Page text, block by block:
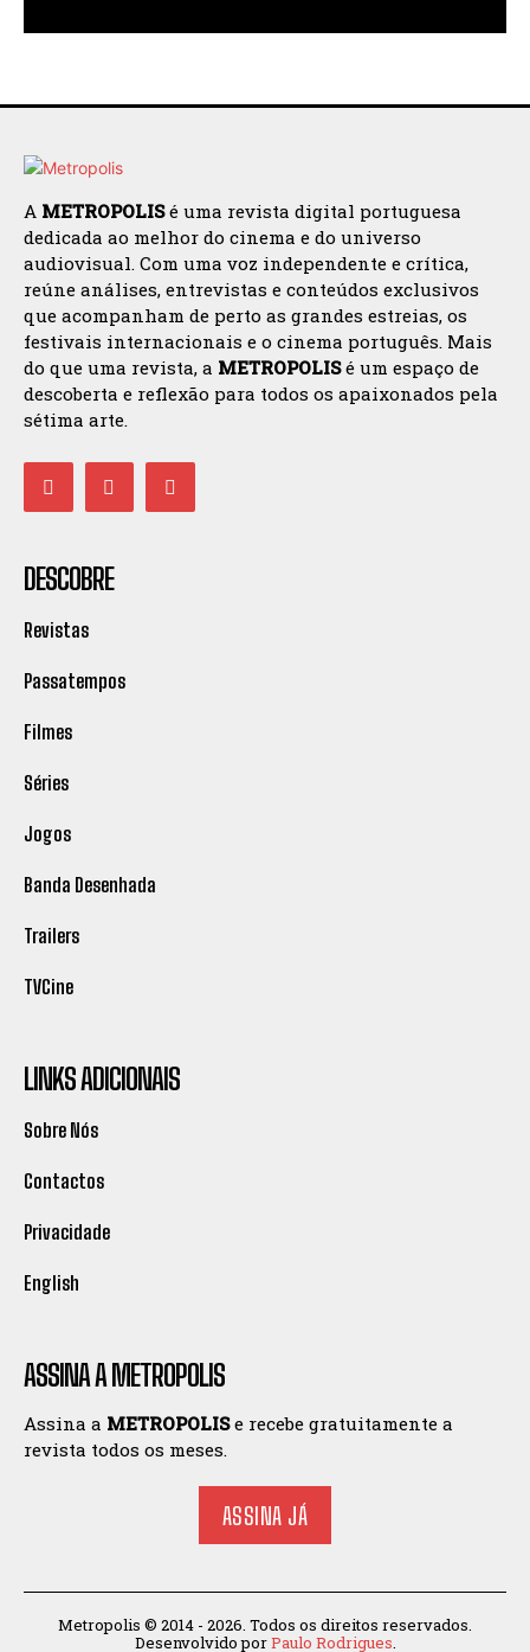
A METROPOLISé uma revista digital portuguesa
dedicada ao melhor do cinema e do universo
audiovisual. Com uma voz independente e crítica,
reúne análises, entrevistas e conteúdos exclusivos
que acompanham de perto as grandes estreias, os
festivais internacionais e o cinema português. Mais
do que uma revista, a METROPOLISé um espaço de
descoberta e reflexão para todos os apaixonados pela
sétima arte.
DESCOBRE
Revistas
Passatempos
Filmes
Séries
Jogos
Banda Desenhada
Trailers
TVCine
LINKS ADICIONAIS
Sobre Nós
Contactos
Privacidade
English
ASSINA A METROPOLIS
Assina a METROPOLISe recebe gratuitamente a
revista todos os meses.
ASSINA JÁ
Metropolis © 2014 - 2026. Todos os direitos reservados.
Desenvolvido porPaulo Rodrigues.